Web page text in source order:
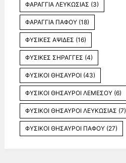
ΦΑΡΑΓΓΙΑ ΛΕΥΚΩΣΙΑΣ (3)
ΦΑΡΑΓΓΙΑ ΠΑΦΟΥ (18)
ΦΥΣΙΚΕΣ ΑΨΙΔΕΣ (16)
ΦΥΣΙΚΕΣ ΣΗΡΑΓΓΕΣ (4)
ΦΥΣΙΚΟΙ ΘΗΣΑΥΡΟΙ (43)
ΦΥΣΙΚΟΙ ΘΗΣΑΥΡΟΙ ΛΕΜΕΣΟΥ (6)
ΦΥΣΙΚΟΙ ΘΗΣΑΥΡΟΙ ΛΕΥΚΩΣΙΑΣ (7)
ΦΥΣΙΚΟΙ ΘΗΣΑΥΡΟΙ ΠΑΦΟΥ (27)